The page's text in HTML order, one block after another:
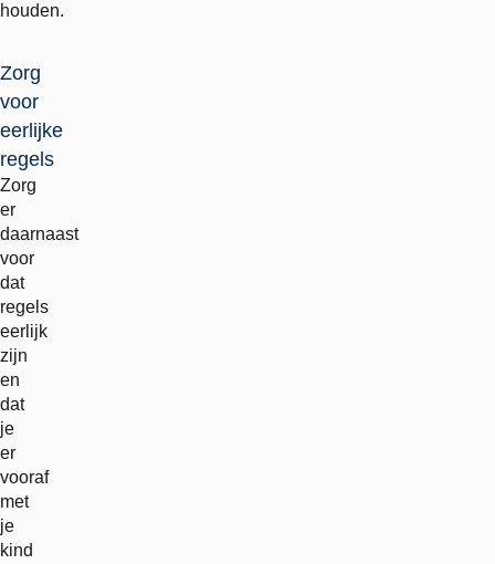
houden.
Zorg
voor
eerlijke
regels
Zorg
er
daarnaast
voor
dat
regels
eerlijk
zijn
en
dat
je
er
vooraf
met
je
kind